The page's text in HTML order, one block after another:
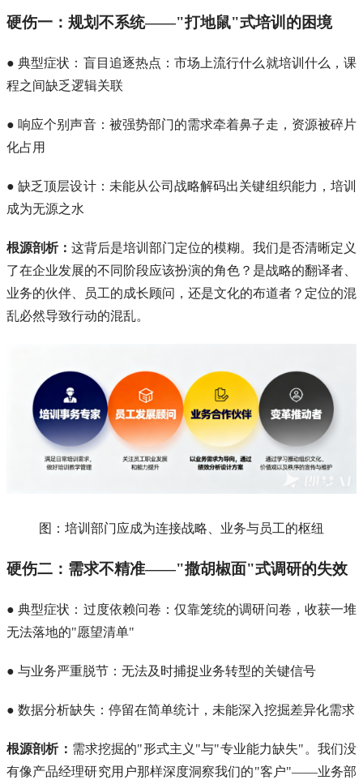
硬伤一：规划不系统——"打地鼠"式培训的困境
● 典型症状：盲目追逐热点：市场上流行什么就培训什么，课
程之间缺乏逻辑关联
● 响应个别声音：被强势部门的需求牵着鼻子走，资源被碎片
化占用
● 缺乏顶层设计：未能从公司战略解码出关键组织能力，培训
成为无源之水
根源剖析： 这背后是培训部门定位的模糊。我们是否清晰定义
了在企业发展的不同阶段应该扮演的角色？是战略的翻译者、
业务的伙伴、员工的成长顾问，还是文化的布道者？定位的混
乱必然导致行动的混乱。
图：培训部门应成为连接战略、业务与员工的枢纽
硬伤二：需求不精准——"撒胡椒面"式调研的失效
● 典型症状：过度依赖问卷：仅靠笼统的调研问卷，收获一堆
无法落地的"愿望清单"
● 与业务严重脱节：无法及时捕捉业务转型的关键信号
● 数据分析缺失：停留在简单统计，未能深入挖掘差异化需求
根源剖析： 需求挖掘的"形式主义"与"专业能力缺失"。我们没
有像产品经理研究用户那样深度洞察我们的"客户"——业务部